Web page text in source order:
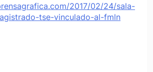
2017/02/24/sala-
tse-vinculado-al-fmln